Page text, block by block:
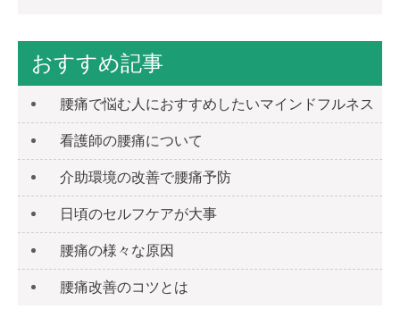
おすすめ記事
腰痛で悩む人におすすめしたいマインドフルネス
看護師の腰痛について
介助環境の改善で腰痛予防
日頃のセルフケアが大事
腰痛の様々な原因
腰痛改善のコツとは